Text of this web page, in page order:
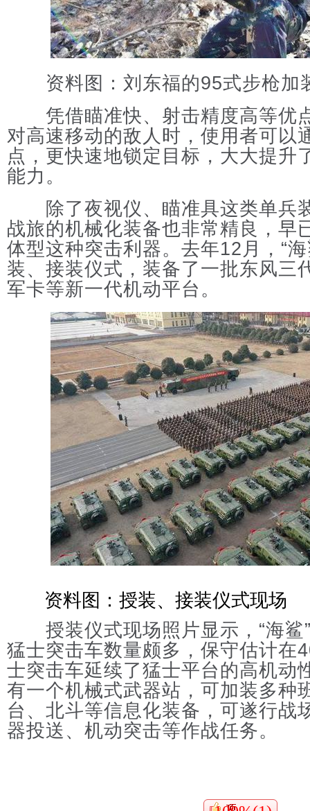
资料图：刘东福的95式步枪加
凭借瞄准快、射击精度高等优
对高速移动的敌人时，使用者可以
点，更快速地锁定目标，大大提升
能力。
除了夜视仪、瞄准具这类单兵装
战旅的机械化装备也非常精良，早
体型这种突击利器。去年12月，“
装、接装仪式，装备了一批东风三
军卡等新一代机动平台。
资料图：授装、接装仪式现场
授装仪式现场照片显示，“海鲨
猛士突击车数量颇多，保守估计在
士突击车延续了猛士平台的高机动
有一个机械式武器站，可加装多种
台、北斗等信息化装备，可遂行战
器投送、机动突击等作战任务。